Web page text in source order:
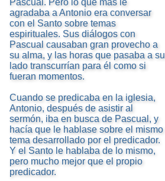
Pascual. Pero lo que más le
agradaba a Antonio era conversar
con el Santo sobre temas
espirituales. Sus diálogos con
Pascual causaban gran provecho a
su alma, y las horas que pasaba a su
lado transcurrían para él como si
fueran momentos.
Cuando se predicaba en la iglesia,
Antonio, después de asistir al
sermón, iba en busca de Pascual, y
hacía que le hablase sobre el mismo
tema desarrollado por el predicador.
Y el Santo le hablaba de lo mismo,
pero mucho mejor que el propio
predicador.